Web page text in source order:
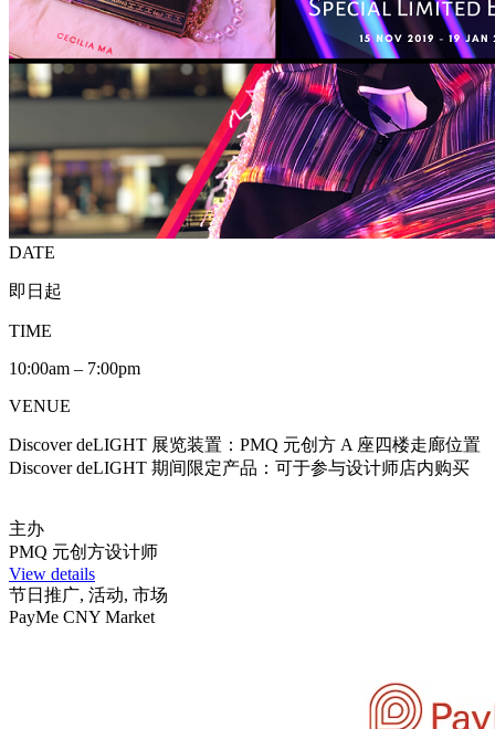
DATE
即日起
TIME
10:00am – 7:00pm
VENUE
Discover deLIGHT 展览装置：PMQ 元创方 A 座四楼走廊位置
Discover deLIGHT 期间限定产品：可于参与设计师店内购买
主办
PMQ 元创方设计师
View details
节日推广, 活动, 市场
PayMe CNY Market